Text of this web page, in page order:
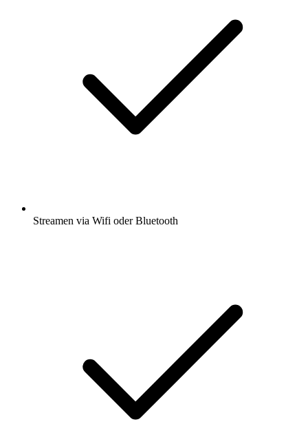
Streamen via Wifi oder Bluetooth